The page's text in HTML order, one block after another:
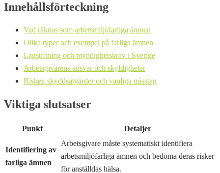
Innehållsförteckning
Vad räknas som arbetsmiljöfarliga ämnen
Olika typer och exempel på farliga ämnen
Lagstiftning och myndighetskrav i Sverige
Arbetsgivarens ansvar och skyldigheter
Risker, skyddsåtgärder och vanliga misstag
Viktiga slutsatser
Punkt Detaljer
Identifiering av
farliga ämnen
Arbetsgivare måste systematiskt identifiera
arbetsmiljöfarliga ämnen och bedöma deras risker
för anställdas hälsa.